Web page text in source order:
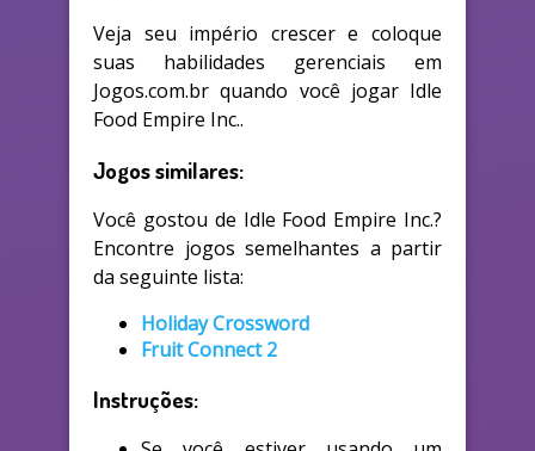
Veja seu império crescer e coloque
suas habilidades gerenciais em
Jogos.com.br quando você jogar Idle
Food Empire Inc..
Jogos similares:
Você gostou de Idle Food Empire Inc.?
Encontre jogos semelhantes a partir
da seguinte lista:
Holiday Crossword
Fruit Connect 2
Instruções: